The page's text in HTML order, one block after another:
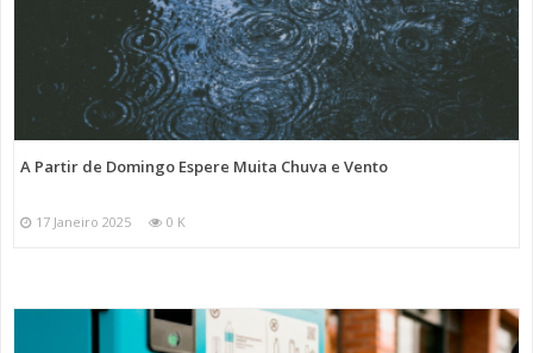
A Partir de Domingo Espere Muita Chuva e Vento
17 Janeiro 2025 0 K